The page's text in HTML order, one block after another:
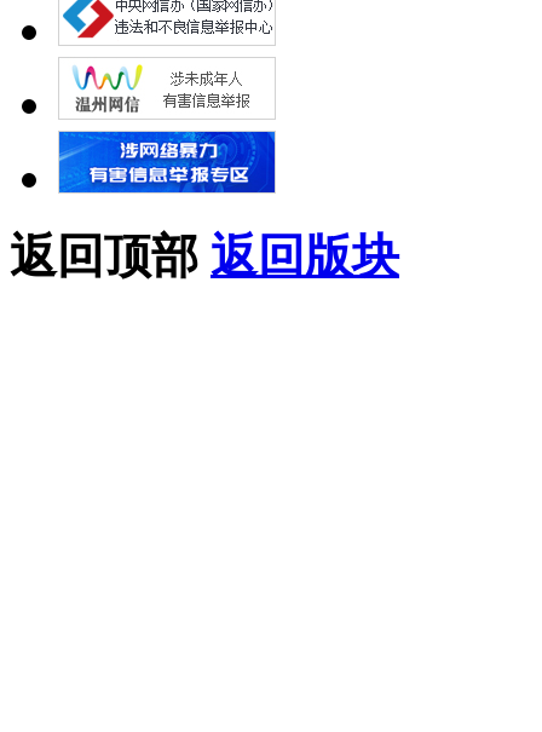
返回顶部 返回版块